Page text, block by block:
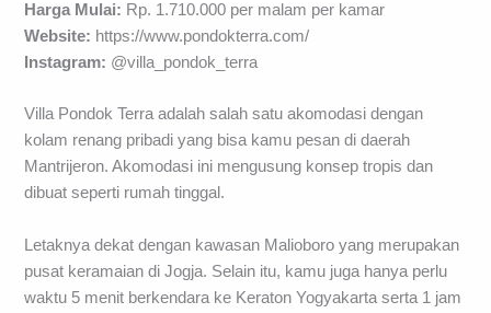
Harga Mulai: Rp. 1.710.000 per malam per kamar
Website: https://www.pondokterra.com/
Instagram: @villa_pondok_terra
Villa Pondok Terra adalah salah satu akomodasi dengan
kolam renang pribadi yang bisa kamu pesan di daerah
Mantrijeron. Akomodasi ini mengusung konsep tropis dan
dibuat seperti rumah tinggal.
Letaknya dekat dengan kawasan Malioboro yang merupakan
pusat keramaian di Jogja. Selain itu, kamu juga hanya perlu
waktu 5 menit berkendara ke Keraton Yogyakarta serta 1 jam